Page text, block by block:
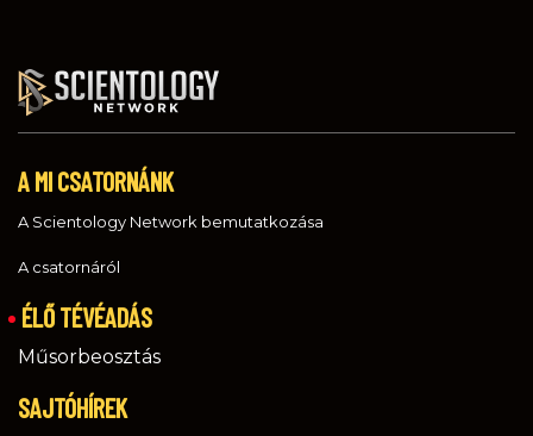
A MI CSATORNÁNK
A Scientology Network bemutatkozása
A csatornáról
ÉLŐ TÉVÉADÁS
Műsorbeosztás
SAJTÓHÍREK